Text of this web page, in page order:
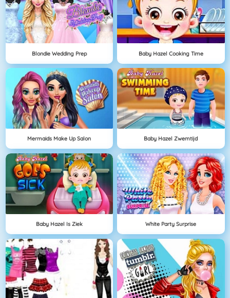
Blondie Wedding Prep Baby Hazel Cooking Time
Mermaids Make Up Salon Baby Hazel Zwemtijd
Baby Hazel Is Ziek White Party Surprise